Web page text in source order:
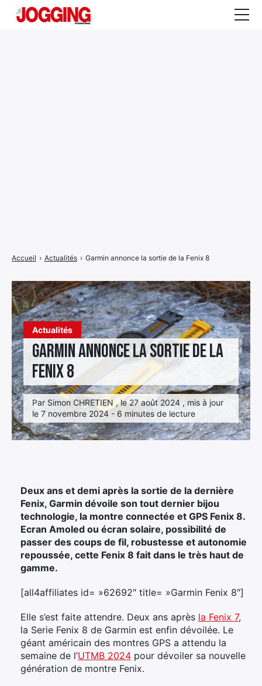
Actualités
Garmin annonce la sortie de la
Fenix 8
Par Simon CHRETIEN , le 27 août 2024 , mis à jour
le 7 novembre 2024 - 6 minutes de lecture
Accueil › Actualités › Garmin annonce la sortie de la Fenix 8
Deux ans et demi après la sortie de la dernière
Fenix, Garmin dévoile son tout dernier bijou
technologie, la montre connectée et GPS Fenix 8.
Ecran Amoled ou écran solaire, possibilité de
passer des coups de fil, robustesse et autonomie
repoussée, cette Fenix 8 fait dans le très haut de
gamme.
[all4affiliates id= »62692″ title= »Garmin Fenix 8″]
Elle s’est faite attendre. Deux ans après la Fenix 7,
la Serie Fenix 8 de Garmin est enfin dévoilée. Le
géant américain des montres GPS a attendu la
semaine de l’UTMB 2024 pour dévoiler sa nouvelle
génération de montre Fenix.
Élément
de
menu
Élément
de
menu
Élément
de
menu